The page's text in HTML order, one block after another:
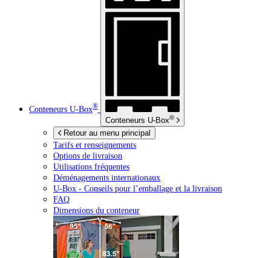
Conteneurs U-Box®
Conteneurs U-Box®
Retour au menu principal
Tarifs et renseignements
Options de livraison
Utilisations fréquentes
Déménagements internationaux
U-Box - Conseils pour l’emballage et la livraison
FAQ
Dimensions du conteneur